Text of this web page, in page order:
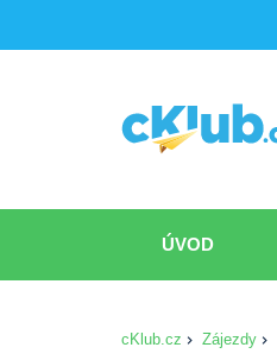
ÚVOD
cKlub.cz Zájezdy